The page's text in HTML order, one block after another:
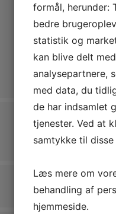
formål, herunder:
bedre
statistik og
kan blive delt
analysepartnere,
med data, du
de har indsamlet
tjenester. Ved at
samtykke til
Læs mere om
behandling af
hjemmeside.